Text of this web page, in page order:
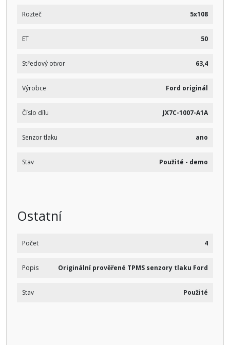
Rozteč 5x108
ET 50
Středový otvor 63,4
Výrobce Ford originál
Číslo dílu JX7C-1007-A1A
Senzor tlaku ano
Stav Použité - demo
Ostatní
Počet 4
Popis Originální prověřené TPMS senzory tlaku Ford
Stav Použité